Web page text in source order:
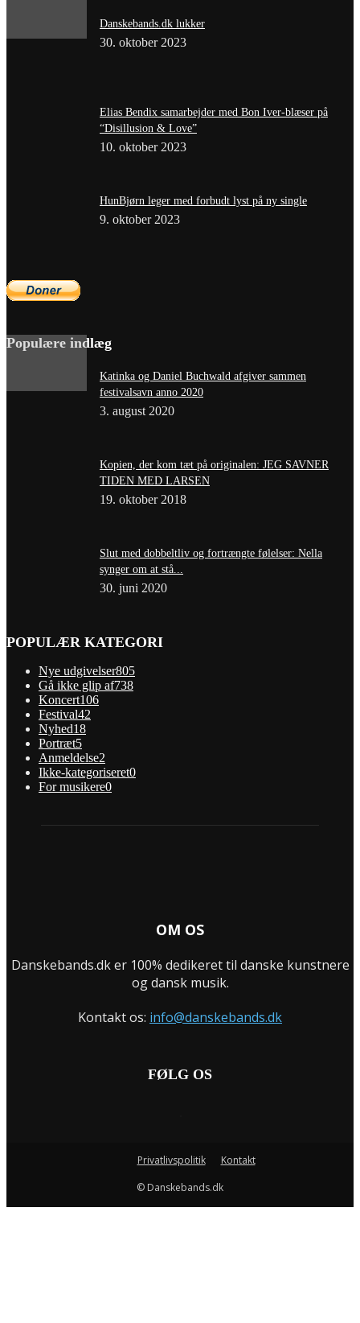
Danskebands.dk lukker
30. oktober 2023
Elias Bendix samarbejder med Bon Iver-blæser på
“Disillusion & Love”
10. oktober 2023
HunBjørn leger med forbudt lyst på ny single
9. oktober 2023
Populære indlæg
Katinka og Daniel Buchwald afgiver sammen
festivalsavn anno 2020
3. august 2020
Kopien, der kom tæt på originalen: JEG SAVNER
TIDEN MED LARSEN
19. oktober 2018
Slut med dobbeltliv og fortrængte følelser: Nella
synger om at stå...
30. juni 2020
POPULÆR KATEGORI
Nye udgivelser805
Gå ikke glip af738
Koncert106
Festival42
Nyhed18
Portræt5
Anmeldelse2
Ikke-kategoriseret0
For musikere0
OM OS
Danskebands.dk er 100% dedikeret til danske kunstnere
og dansk musik.
Kontakt os: info@danskebands.dk
FØLG OS
Privatlivspolitik
Kontakt
© Danskebands.dk